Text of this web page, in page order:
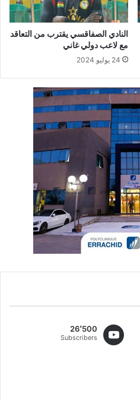
النادي الصفاقسي يقترب من التعاقد
مع لاعب دولي غاني
24 يوليو 2024
26٬500
Subscribers